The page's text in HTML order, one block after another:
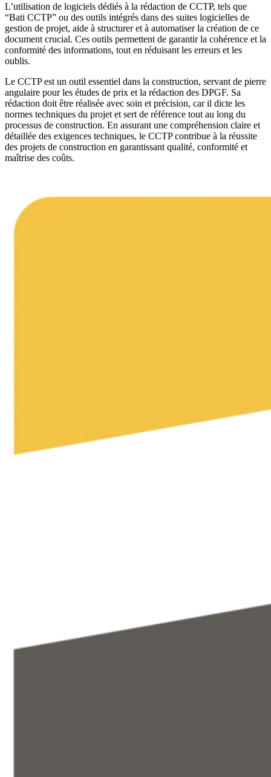
L’utilisation de logiciels dédiés à la rédaction de CCTP, tels que
“Bati CCTP” ou des outils intégrés dans des suites logicielles de
gestion de projet, aide à structurer et à automatiser la création de ce
document crucial. Ces outils permettent de garantir la cohérence et la
conformité des informations, tout en réduisant les erreurs et les
oublis.
Le CCTP est un outil essentiel dans la construction, servant de pierre
angulaire pour les études de prix et la rédaction des DPGF. Sa
rédaction doit être réalisée avec soin et précision, car il dicte les
normes techniques du projet et sert de référence tout au long du
processus de construction. En assurant une compréhension claire et
détaillée des exigences techniques, le CCTP contribue à la réussite
des projets de construction en garantissant qualité, conformité et
maîtrise des coûts.